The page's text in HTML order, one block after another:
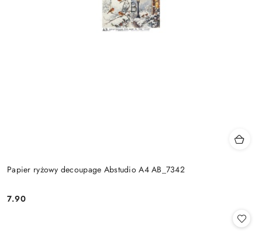
Papier ryżowy decoupage Abstudio A4 AB_7342
Cena:
7.90